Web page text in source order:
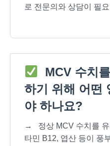
로 전문의와 상담이 필
MCV 수치
하기 위해 어떤
야 하나요?
→
정상 MCV 수치를
타민 B12, 엽산 등이 풍